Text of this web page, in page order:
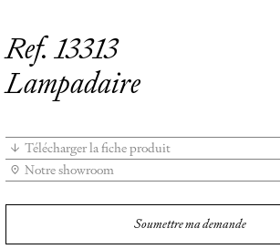
Ref. 13313
Lampadaire
Télécharger la fiche produit
Notre showroom
Soumettre ma demande